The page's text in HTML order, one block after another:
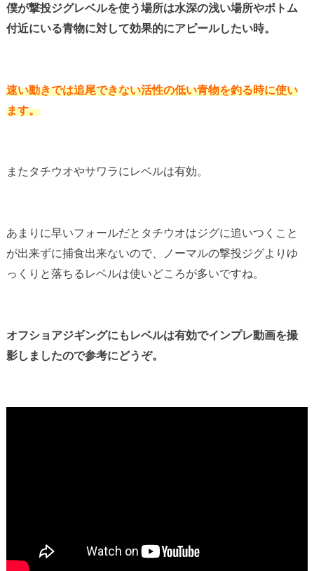
僕が撃投ジグレベルを使う場所は水深の浅い場所やボトム
付近にいる青物に対して効果的にアピールしたい時。
速い動きでは追尾できない活性の低い青物を釣る時に使い
ます。
またタチウオやサワラにレベルは有効。
あまりに早いフォールだとタチウオはジグに追いつくこと
が出来ずに捕食出来ないので、ノーマルの撃投ジグよりゆ
っくりと落ちるレベルは使いどころが多いですね。
オフショアジギングにもレベルは有効でインプレ動画を撮
影しましたので参考にどうぞ。